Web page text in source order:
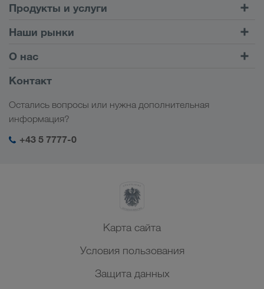
Продукты и услуги
Автомобильные перевозки
Клиентский портал CONNECT
Цифровые решения
Мой вход в систему LKW WALTER
Наши рынки
Европа
Кавказ
Центральная Азия
Ближний Восток
Северная Африка
О нас
Информация о компании
Социальная ответственность
Контакт
Остались вопросы или нужна дополнительная
информация?
+43 5 7777-0
Карта сайта
Условия пользования
Защита данных